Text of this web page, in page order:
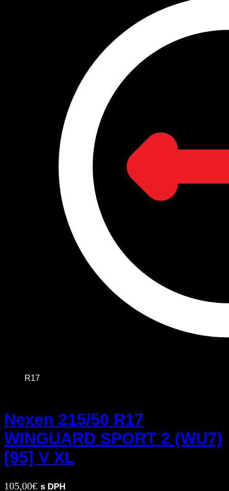
R17
Nexen 215/50 R17
WINGUARD SPORT 2 (WU7)
[95] V XL
105,00€ s DPH